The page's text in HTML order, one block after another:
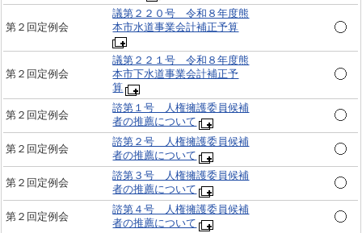
第２回定例会
議第２２０号 令和８年度熊
本市水道事業会計補正予算
第２回定例会
議第２２１号 令和８年度熊
本市下水道事業会計補正予
算
第２回定例会
諮第１号 人権擁護委員候補
者の推薦について
第２回定例会
諮第２号 人権擁護委員候補
者の推薦について
第２回定例会
諮第３号 人権擁護委員候補
者の推薦について
第２回定例会
諮第４号 人権擁護委員候補
者の推薦について